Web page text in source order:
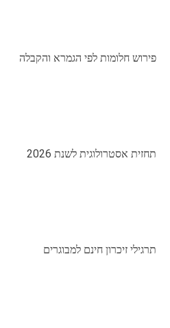
פירוש חלומות לפי הגמרא והקבלה
תחזית אסטרולוגית לשנת 2026
תרגילי זיכרון חינם למבוגרים